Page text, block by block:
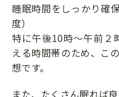
睡眠時間をしっかり確
度）
特に午後10時～午前２
える時間帯のため、こ
想です。
また、たくさん眠れば